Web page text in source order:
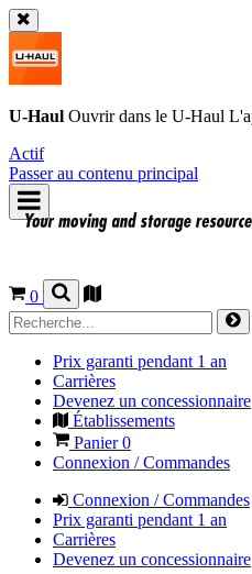
U-Haul Ouvrir dans le U-Haul
Actif
Passer au contenu principal
0
Prix garanti pendant 1 an
Carrières
Devenez un concessionnaire
Établissements
Panier0
Connexion / Commandes
Connexion / Commandes
Prix garanti pendant 1 an
Carrières
Devenez un concessionnaire